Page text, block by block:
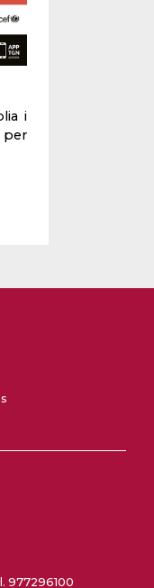
i
per
977296100